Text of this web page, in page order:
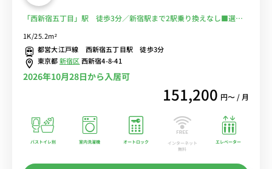
「西新宿五丁目」駅 徒歩3分／新宿駅まで2駅乗り換えなし■選べ
1K/25.2m²
都営大江戸線 西新宿五丁目駅 徒歩3分
東京都新宿区西新宿4-8-41
2026年10月28日から入居可
151,200 円〜 / 月
バストイレ別 室内洗濯機 オートロック
インターネット
無料
エレベーター